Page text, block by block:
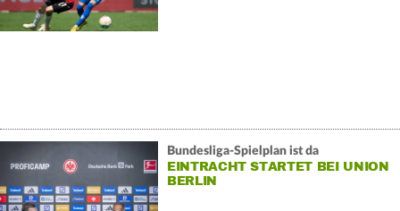
Bundesliga-Spielplan ist da
EINTRACHT STARTET BEI UNION
BERLIN